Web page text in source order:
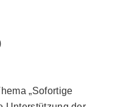
„Sofortige